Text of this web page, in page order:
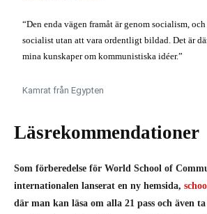
“Den enda vägen framåt är genom socialism,
socialist utan att vara ordentligt bildad. Det är
mina kunskaper om kommunistiska idéer.”
Kamrat från Egypten
Läsrekommendationer
Som förberedelse för World School of
internationalen lanserat en ny hemsida,
där man kan läsa om alla 21 pass och även